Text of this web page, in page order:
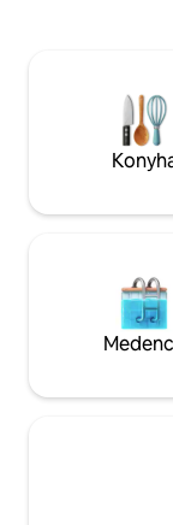
Théière -
Grillezés a teraszon A medence
10-től este 7-ig